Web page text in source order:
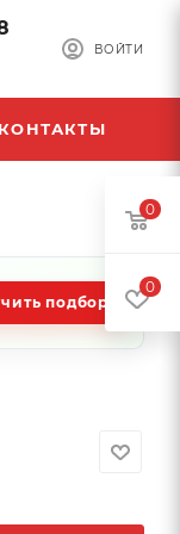
ВОЙТИ
КОНТАКТЫ
подбор
0
0